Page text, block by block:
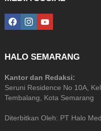
facebookinstagramyoutube
HALO SEMARANG
Kantor dan Redaksi:
Seruni Residence No 10A,
Tembalang, Kota Semarang
Diterbitkan Oleh: PT Halo